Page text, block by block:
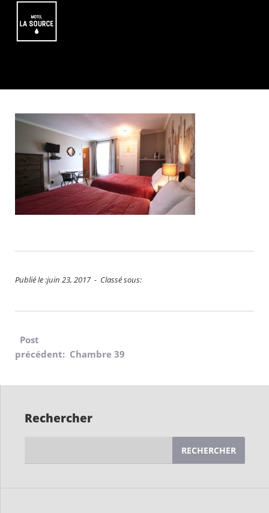
Publié le :juin 23, 2017 - Classé sous:
Navigation
de
l’article
Post
précédent: Chambre 39
Rechercher